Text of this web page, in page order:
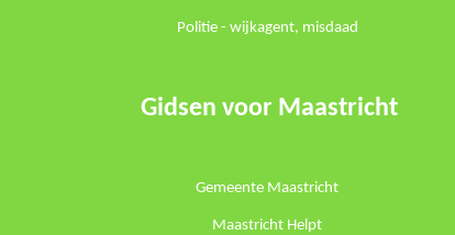
Politie - wijkagent, misdaad
Gidsen voor Maastricht
Gemeente Maastricht
Maastricht Helpt